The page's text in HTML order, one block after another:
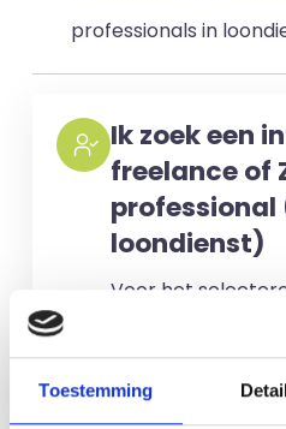
Toestemming
professionals in
Ik zoek een
freelance of
loondienst)
Voor het
kandidaten
No match? No
alleen gemaakt